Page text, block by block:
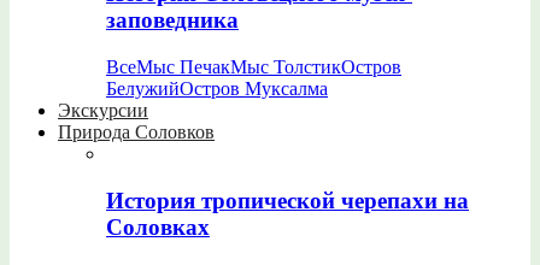
заповедника
ВсеМыс ПечакМыс ТолстикОстров
БелужийОстров Муксалма
Экскурсии
Природа Соловков
История тропической черепахи на
Соловках